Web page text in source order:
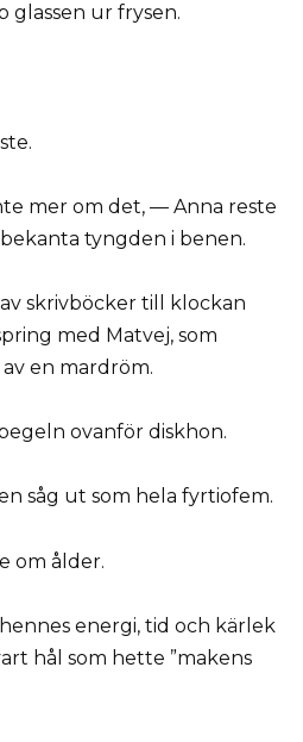
glassen ur frysen.
mer om det, — Anna reste
tyngden i benen.
skrivböcker till klockan
med Matvej, som
en mardröm.
ovanför diskhon.
såg ut som hela fyrtiofem.
om ålder.
energi, tid och kärlek
hål som hette ”makens